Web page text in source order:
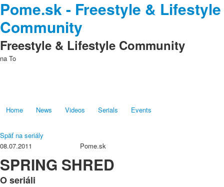
Pome.sk - Freestyle & Lifestyle
Community
Freestyle & Lifestyle Community
na To
Home News Videos Serials Events
Späť na seriály
08.07.2011
Pome.sk
SPRING SHRED
O seriáli